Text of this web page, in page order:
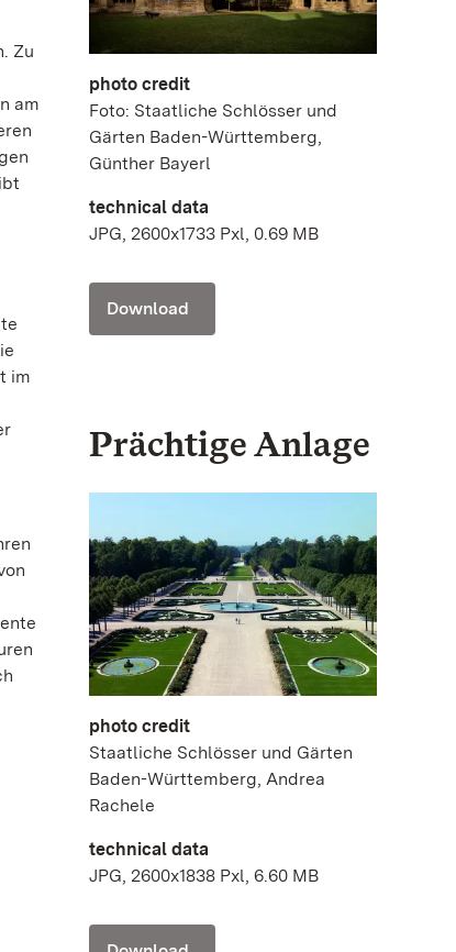
Zu
am
im
photo credit
Foto: Staatliche Schlösser und
Gärten Baden-Württemberg,
Günther Bayerl
technical data
JPG, 2600x1733 Pxl, 0.69 MB
Download
Prächtige Anlage
photo credit
Staatliche Schlösser und Gärten
Baden-Württemberg, Andrea
Rachele
technical data
JPG, 2600x1838 Pxl, 6.60 MB